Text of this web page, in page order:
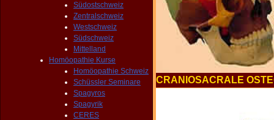
Südostschweiz
Zentralschweiz
Westschweiz
Südschweiz
Mittelland
Homöopathie Kurse
Homöopathie Schweiz
Schüssler Seminare
Spagyros
Spagyrik
CERES
CRANIOSACRALE